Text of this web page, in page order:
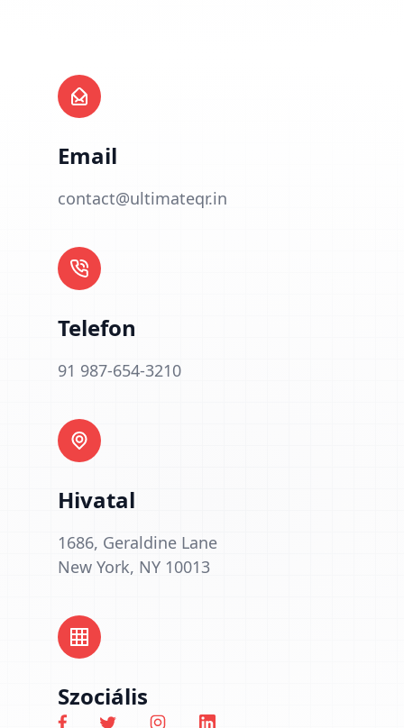
Email
contact@ultimateqr.in
Telefon
91 987-654-3210
Hivatal
1686, Geraldine Lane
New York, NY 10013
Szociális